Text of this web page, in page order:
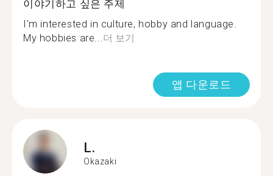
이야기하고 싶은 주제
I'm interested in culture, hobby and language.
My hobbies are...더 보기
앱 다운로드
L.
Okazaki